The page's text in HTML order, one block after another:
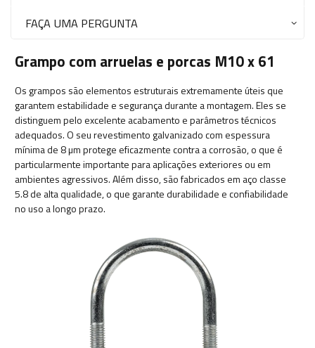
FAÇA UMA PERGUNTA
Grampo com arruelas e porcas M10 x 61
Os grampos são elementos estruturais extremamente úteis que
garantem estabilidade e segurança durante a montagem. Eles se
distinguem pelo excelente acabamento e parâmetros técnicos
adequados. O seu revestimento galvanizado com espessura
mínima de 8 µm protege eficazmente contra a corrosão, o que é
particularmente importante para aplicações exteriores ou em
ambientes agressivos. Além disso, são fabricados em aço classe
5.8 de alta qualidade, o que garante durabilidade e confiabilidade
no uso a longo prazo.